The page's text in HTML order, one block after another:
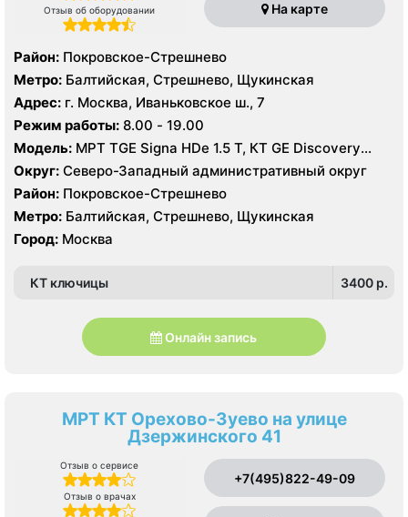
Отзыв об оборудовании На карте
Район: Покровское-Стрешнево
Метро: Балтийская, Стрешнево, Щукинская
Адрес: г. Москва, Иваньковское ш., 7
Режим работы: 8.00 - 19.00
Модель: МРТ TGE Signa HDe 1.5 T, КТ GE Discovery
CT750 256 срезов, GE Healthcare LightSpeed VCT 64
среза УЗИ GE Logiq 9, GE Voluson 8, Philips IE33,
Toshiba Aplio 500
Округ: Северо-Западный административный округ
Район: Покровское-Стрешнево
Метро: Балтийская, Стрешнево, Щукинская
Город: Москва
КТ ключицы 3400 p.
Онлайн запись
МРТ КТ Орехово-Зуево на улице
Дзержинского 41
Отзыв о сервисе
Отзыв о врачах
+7(495)822-49-09